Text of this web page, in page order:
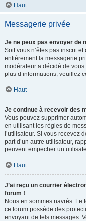
Haut
Messagerie privée
Je ne peux pas envoyer de
Soit vous n’êtes pas inscrit
entièrement la messagerie
modérateur a décidé de vous
plus d’informations, veuillez
Haut
Je continue à recevoir des
Vous pouvez supprimer
en utilisant les règles de
l’utilisateur. Si vous recevez
part d’un autre utilisateur,
peuvent empêcher un
Haut
J’ai reçu un courrier
forum !
Nous en sommes navrés. Le
ce forum possède des
envoyant de tels messages.